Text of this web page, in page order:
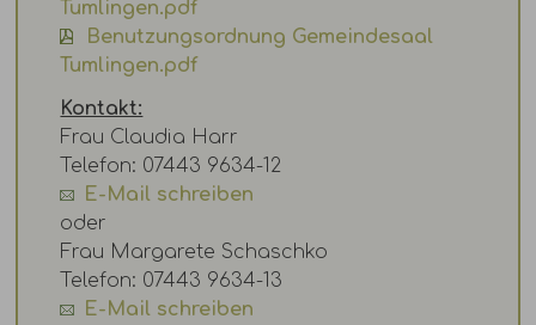
Tumlingen.pdf
Benutzungsordnung Gemeindesaal
Tumlingen.pdf
Kontakt:
Frau Claudia Harr
Telefon: 07443 9634-12
E-Mail schreiben
oder
Frau Margarete Schaschko
Telefon: 07443 9634-13
E-Mail schreiben